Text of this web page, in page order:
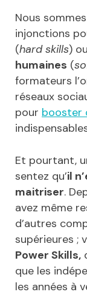
Nous
injonctions
(hard skills)
humaines (
formateurs
réseaux
pour booster
Et pourtant,
sentez qu’il
maitriser.
avez même
d’autres
supérieures ;
Power Skills,
que les
les années à